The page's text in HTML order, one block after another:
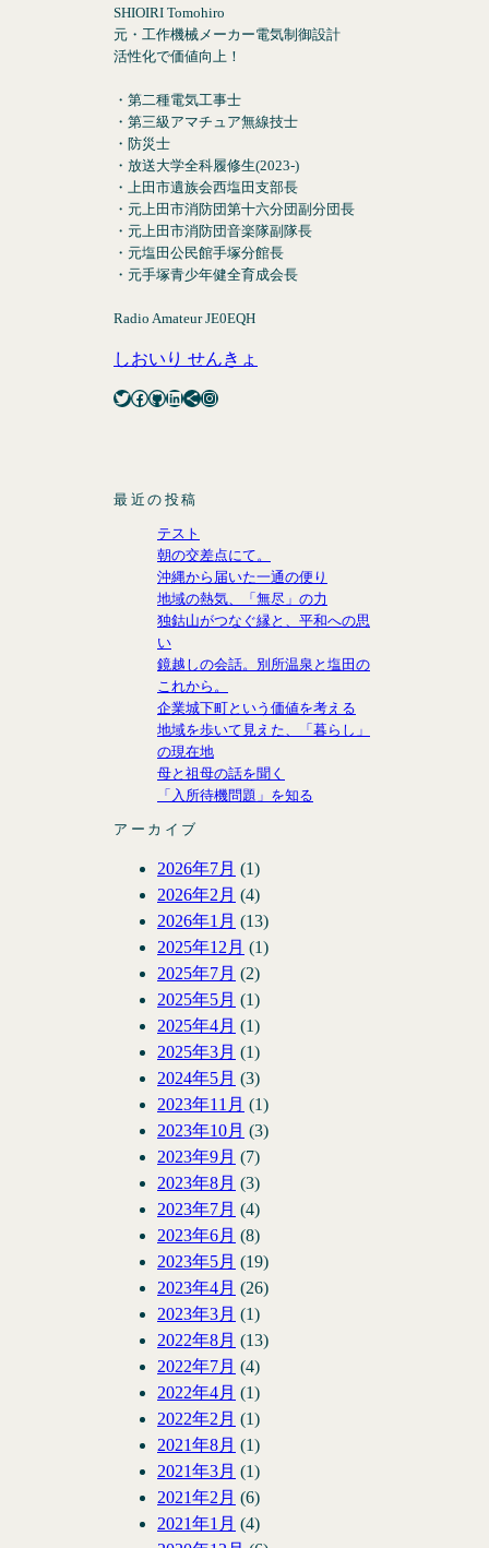
SHIOIRI Tomohiro
元・工作機械メーカー電気制御設計
活性化で価値向上！
・第二種電気工事士
・第三級アマチュア無線技士
・防災士
・放送大学全科履修生(2023-)
・上田市遺族会西塩田支部長
・元上田市消防団第十六分団副分団長
・元上田市消防団音楽隊副隊長
・元塩田公民館手塚分館長
・元手塚青少年健全育成会長
Radio Amateur JE0EQH
しおいり せんきょ
Twitter Facebook GitHub LinkedIn Share Icon Instagram
最近の投稿
テスト
朝の交差点にて。
沖縄から届いた一通の便り
地域の熱気、「無尽」の力
独鈷山がつなぐ縁と、平和への思
い
鏡越しの会話。別所温泉と塩田の
これから。
企業城下町という価値を考える
地域を歩いて見えた、「暮らし」
の現在地
母と祖母の話を聞く
「入所待機問題」を知る
アーカイブ
2026年7月 (1)
2026年2月 (4)
2026年1月 (13)
2025年12月 (1)
2025年7月 (2)
2025年5月 (1)
2025年4月 (1)
2025年3月 (1)
2024年5月 (3)
2023年11月 (1)
2023年10月 (3)
2023年9月 (7)
2023年8月 (3)
2023年7月 (4)
2023年6月 (8)
2023年5月 (19)
2023年4月 (26)
2023年3月 (1)
2022年8月 (13)
2022年7月 (4)
2022年4月 (1)
2022年2月 (1)
2021年8月 (1)
2021年3月 (1)
2021年2月 (6)
2021年1月 (4)